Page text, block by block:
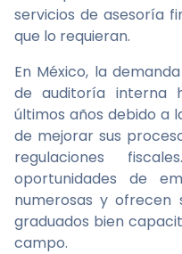
servicios de asesoría
que lo requieran.
En México, la
de auditoría interna
últimos años debido a
de mejorar sus
regulaciones
oportunidades de
numerosas y ofrecen
graduados bien
campo.